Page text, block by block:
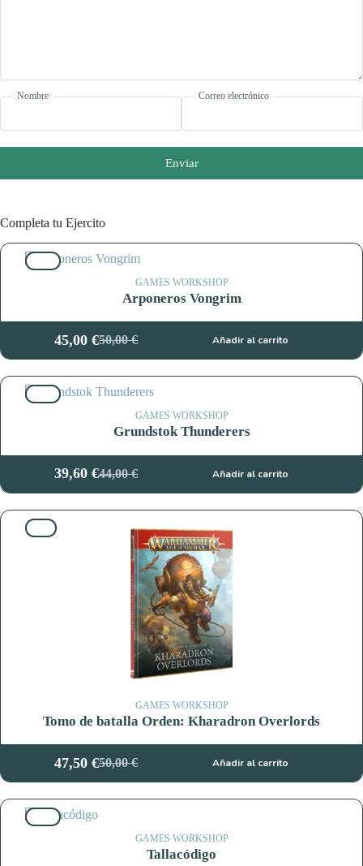
Nombre Correo electrónico
Enviar
Completa tu Ejercito
GAMES WORKSHOP
Arponeros Vongrim
50,00€
El
precio
original
era:
50,00 €.
45,00€El
precio
actual
es:
45,00 €.
Añadir al carrito
GAMES WORKSHOP
Grundstok Thunderers
44,00€
El
precio
original
44,00 €.
39,60€El
precio
actual
39,60 €.
Añadir al carrito
GAMES WORKSHOP
Tomo de batalla Orden: Kharadron Overlords
50,00€
El
precio
original
era:
50,00 €.
47,50€El
precio
actual
es:
47,50 €.
Añadir al carrito
GAMES WORKSHOP
Tallacódigo